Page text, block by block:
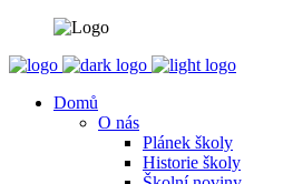
Domů
O nás
Plánek školy
Historie školy